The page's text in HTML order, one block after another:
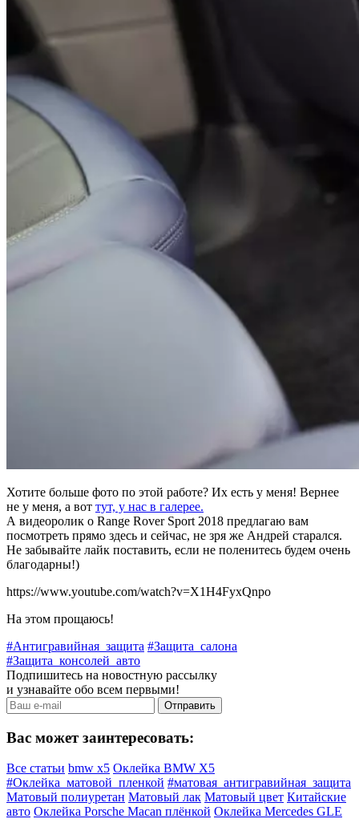
Хотите больше фото по этой работе? Их есть у меня! Вернее
не у меня, а вот тут, у нас в галерее.
А видеоролик о Range Rover Sport 2018 предлагаю вам
посмотреть прямо здесь и сейчас, не зря же Андрей старался.
Не забывайте лайк поставить, если не поленитесь будем очень
благодарны!)
https://www.youtube.com/watch?v=X1H4FyxQnpo
На этом прощаюсь!
#Антигравийная_защита #Защита_салона
#Защита_консолей_авто
Подпишитесь на новостную рассылку
и узнавайте обо всем первыми!
Вас может заинтересовать:
Все статьи bmw x5 Оклейка BMW X5
#Оклейка_матовой_пленкой #матовая_антигравийная_защита
Матовый полиуретан Матовый лак Матовый цвет Китайские
авто Оклейка Porsche Macan плёнкой Оклейка Mercedes GLE